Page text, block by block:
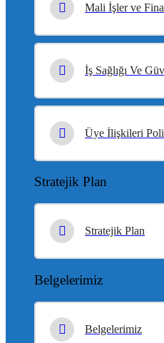
Mali İşler ve
İş Sağlığı Ve
Üye İlişkileri
Stratejik Plan
Stratejik Plan
Belgelerimiz
Belgelerimiz